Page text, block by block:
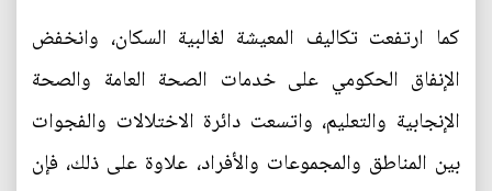
كما ارتفعت تكاليف المعيشة لغالبية السكان، وانخفض
الإنفاق الحكومي على خدمات الصحة العامة والصحة
الإنجابية والتعليم، واتسعت دائرة الاختلالات والفجوات
بين المناطق والمجموعات والأفراد، علاوة على ذلك، فإن